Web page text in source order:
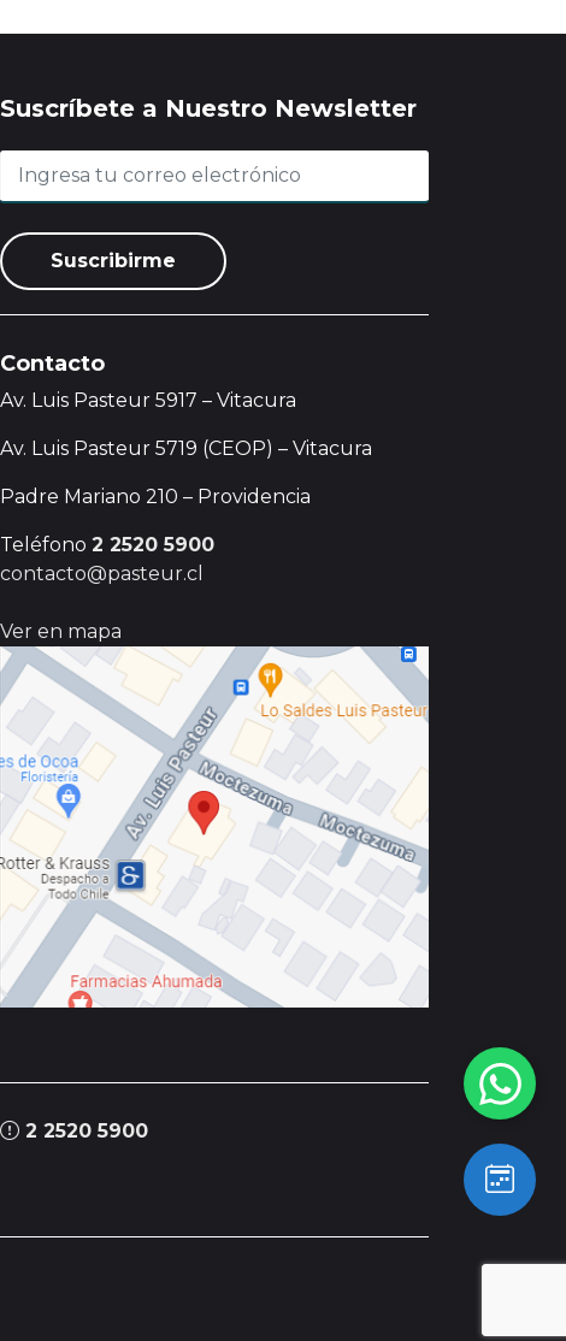
Suscríbete a Nuestro Newsletter
Contacto
Av. Luis Pasteur 5917 – Vitacura
Av. Luis Pasteur 5719 (CEOP) – Vitacura
Padre Mariano 210 – Providencia
Teléfono 2 2520 5900
contacto@pasteur.cl
Ver en mapa
2 2520 5900